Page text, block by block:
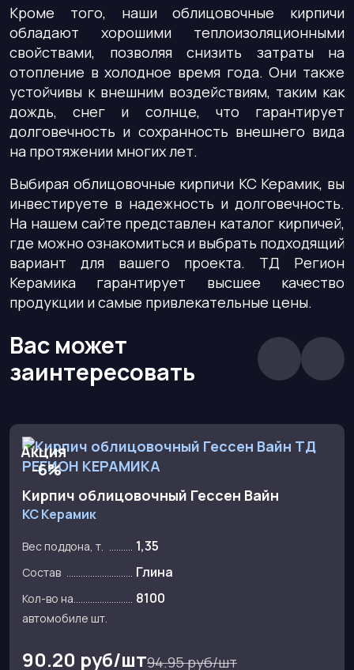
Кроме того, наши облицовочные кирпичи
обладают хорошими теплоизоляционными
свойствами, позволяя снизить затраты на
отопление в холодное время года. Они также
устойчивы к внешним воздействиям, таким как
дождь, снег и солнце, что гарантирует
долговечность и сохранность внешнего вида
на протяжении многих лет.
Выбирая облицовочные кирпичи КС Керамик, вы
инвестируете в надежность и долговечность.
На нашем сайте представлен каталог кирпичей,
где можно ознакомиться и выбрать подходящий
вариант для вашего проекта. ТД Регион
Керамика гарантирует высшее качество
продукции и самые привлекательные цены.
Вас может
заинтересовать
Акция
-6%
Кирпич облицовочный Гессен Вайн
КС Керамик
Вес поддона, т. 1,35
Состав Глина
Кол-во на
автомобиле шт.
8100
90.20 руб/шт94.95 руб/шт